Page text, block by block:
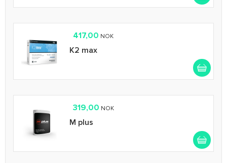
417,00 NOK
K2 max
319,00 NOK
M plus